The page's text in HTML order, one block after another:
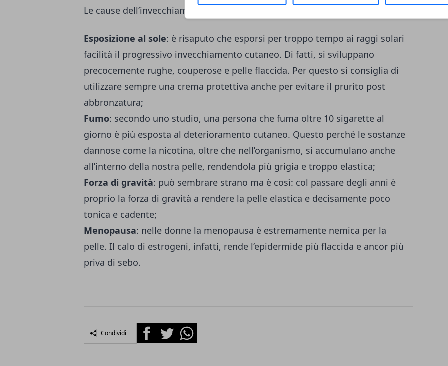
Le cause dell’invecchiamento sono molteplici:
Esposizione al sole: è risaputo che esporsi per troppo tempo ai raggi solari
facilità il progressivo invecchiamento cutaneo. Di fatti, si sviluppano
precocemente rughe, couperose e pelle flaccida. Per questo si consiglia di
utilizzare sempre una crema protettiva anche per evitare il prurito post
abbronzatura;
Fumo: secondo uno studio, una persona che fuma oltre 10 sigarette al
giorno è più esposta al deterioramento cutaneo. Questo perché le sostanze
dannose come la nicotina, oltre che nell’organismo, si accumulano anche
all’interno della nostra pelle, rendendola più grigia e troppo elastica;
Forza di gravità: può sembrare strano ma è così: col passare degli anni è
proprio la forza di gravità a rendere la pelle elastica e decisamente poco
tonica e cadente;
Menopausa: nelle donne la menopausa è estremamente nemica per la
pelle. Il calo di estrogeni, infatti, rende l’epidermide più flaccida e ancor più
priva di sebo.
Condividi FacebookTwitterWhatsapp